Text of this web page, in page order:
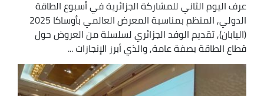
عرف اليوم الثاني للمشاركة الجزائرية في أسبوع الطاقة
الدولي, المنظم بمناسبة المعرض العالمي بأوساكا 2025
(اليابان), تقديم الوفد الجزائري لسلسلة من العروض حول
قطاع الطاقة بصفة عامة, والذي أبرز الإنجازات ...